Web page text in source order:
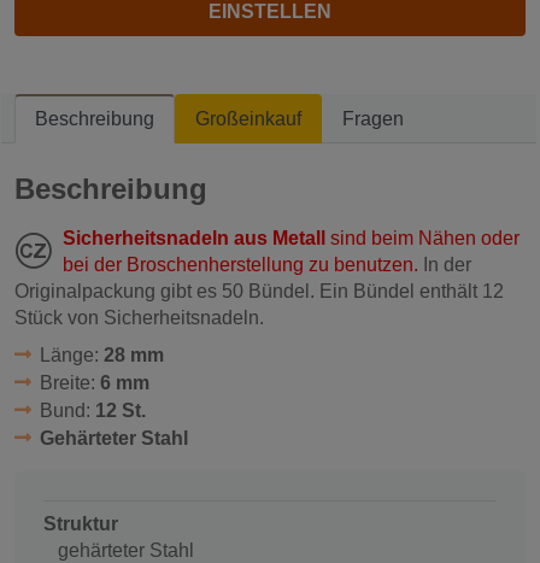
EINSTELLEN
Beschreibung Großeinkauf Fragen
Beschreibung
Sicherheitsnadeln aus Metall
sind beim Nähen oder
bei der Broschenherstellung zu benutzen. In der
Originalpackung gibt es 50 Bündel. Ein Bündel enthält 12
Stück von Sicherheitsnadeln.
Länge: 28 mm
Breite: 6 mm
Bund: 12 St.
Gehärteter Stahl
Struktur
gehärteter Stahl